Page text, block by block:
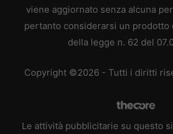
viene aggiornato senza alcuna
pertanto considerarsi un prodotto
della legge n. 62 del
Copyright ©2026 - Tutti i diritti
Le attività pubblicitarie su questo